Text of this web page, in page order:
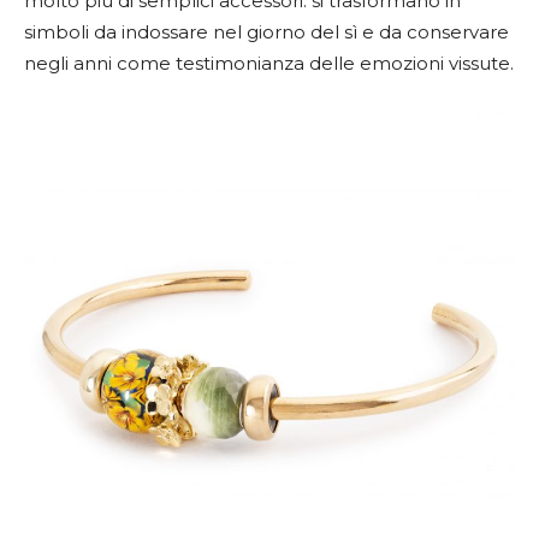
simboli da indossare nel giorno del sì e da conservare
negli anni come testimonianza delle emozioni vissute.